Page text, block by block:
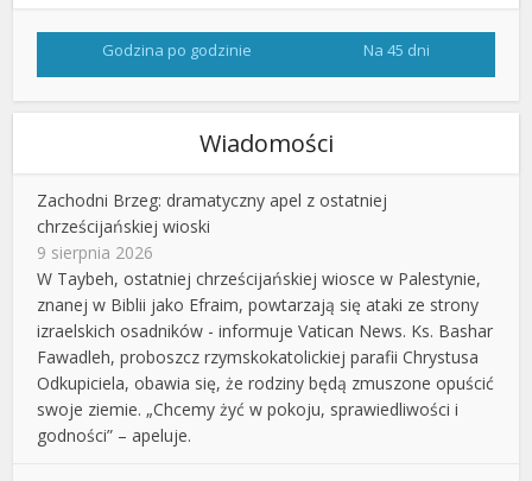
Godzina po godzinie Na 45 dni
Wiadomości
Zachodni Brzeg: dramatyczny apel z ostatniej
chrześcijańskiej wioski
9 sierpnia 2026
W Taybeh, ostatniej chrześcijańskiej wiosce w Palestynie,
znanej w Biblii jako Efraim, powtarzają się ataki ze strony
izraelskich osadników - informuje Vatican News. Ks. Bashar
Fawadleh, proboszcz rzymskokatolickiej parafii Chrystusa
Odkupiciela, obawia się, że rodziny będą zmuszone opuścić
swoje ziemie. „Chcemy żyć w pokoju, sprawiedliwości i
godności” – apeluje.